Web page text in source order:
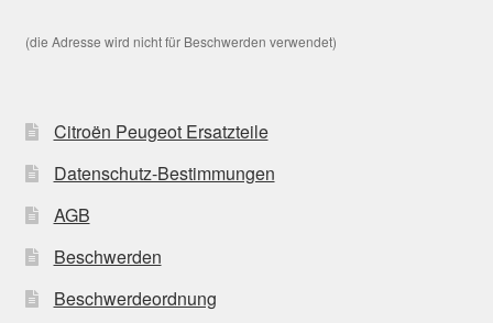
(die Adresse wird nicht für Beschwerden verwendet)
Citroën Peugeot Ersatzteile
Datenschutz-Bestimmungen
AGB
Beschwerden
Beschwerdeordnung